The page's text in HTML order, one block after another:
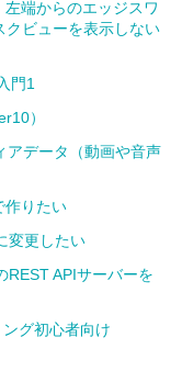
端からのエッジスワ
クビューを表示しない
門1
）
アデータ（動画や音声
作りたい
変更したい
REST APIサーバーを
グ初心者向け